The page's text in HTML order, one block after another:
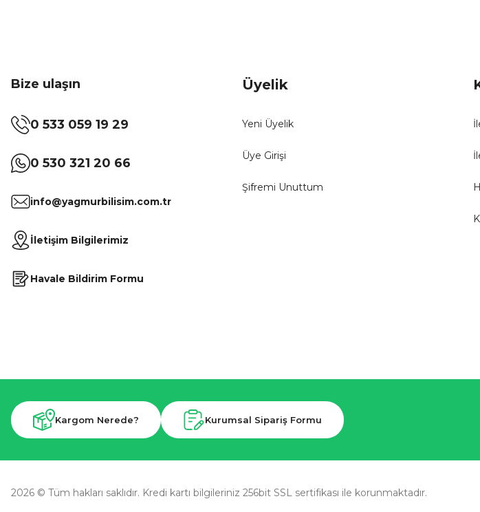
Bize ulaşın
0 533 059 19 29
0 530 321 20 66
info@yagmurbilisim.com.tr
İletişim Bilgilerimiz
Havale Bildirim Formu
Üyelik
Yeni Üyelik
Üye Girişi
Şifremi Unuttum
Kargom Nerede? Kurumsal Sipariş Formu
2026 © Tüm hakları saklıdır. Kredi kartı bilgileriniz 256bit SSL sertifikası ile korunmaktadır.